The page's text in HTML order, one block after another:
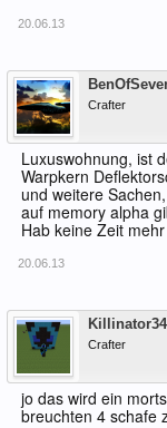
20.06.13
Crafter
Luxuswohnung, ist
Warpkern
und weitere Sachen,
auf memory alpha
Hab keine Zeit mehr
20.06.13
Killinator34
Crafter
jo das wird ein
breuchten 4 schafe